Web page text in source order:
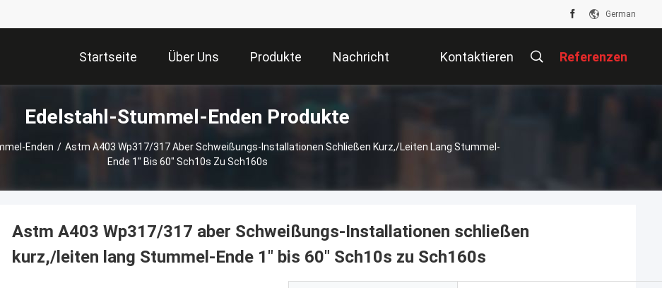
German
Startseite Über Uns Produkte Nachricht Kontaktieren Referenzen
Edelstahl-Stummel-Enden Produkte
Enden / Astm A403 Wp317/317 Aber Schweißungs-Installationen Schließen Kurz,/leiten Lang Stummel-
Ende 1" Bis 60" Sch10s Zu Sch160s
Astm A403 Wp317/317 aber Schweißungs-Installationen schließen
kurz,/leiten lang Stummel-Ende 1" bis 60" Sch10s zu Sch160s